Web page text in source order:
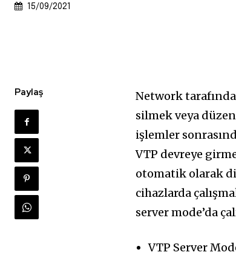
15/09/2021
Paylaş
Network
silmek veya
işlemler
VTP devreye
otomatik olarak
cihazlarda
server mode’da
VTP Server